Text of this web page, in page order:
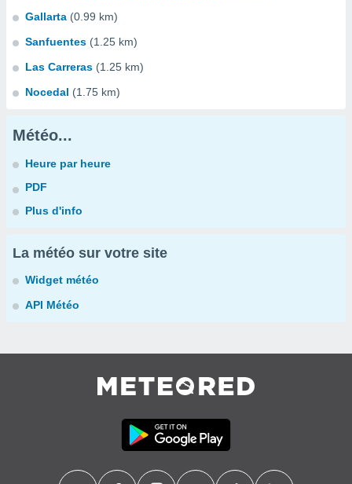
Gallarta (0.99 km)
Sanfuentes (1.25 km)
Las Carreras (1.25 km)
Nocedal (1.75 km)
Météo...
Heure par heure
PDF
Plus d'info
La météo sur votre site
Widget météo
API Météo